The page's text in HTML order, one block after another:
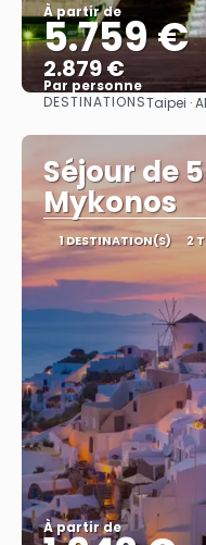
À partir de
5.759 €
2.879 €
Par personne
DESTINATIONSTaipei ·
Séjour de
Mykonos
1 DESTINATION(S) 2
À partir de